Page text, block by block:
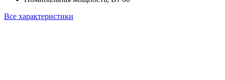
Все характеристики